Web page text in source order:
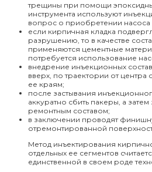
трещины при помощи
инструмента используют
вопрос о приобретении насоса
если кирпичная кладка
разрушению, то в качестве
применяются цементные
потребуется использование
внедрение инъекционных
вверх, по траектории от
ее краям;
после застывания
аккуратно сбить пакеры, а затем
ремонтным составом;
в заключении проводят
отремонтированной
Метод инъектирования
отдельных ее сегментов
единственной в своем роде